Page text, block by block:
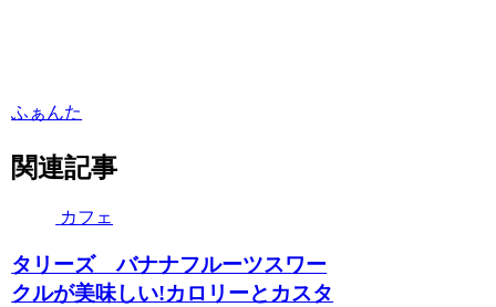
ふぁんた
関連記事
カフェ
タリーズ バナナフルーツスワー
クルが美味しい!カロリーとカスタ